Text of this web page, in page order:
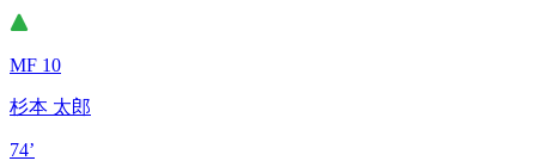
MF 10
杉本 太郎
74’